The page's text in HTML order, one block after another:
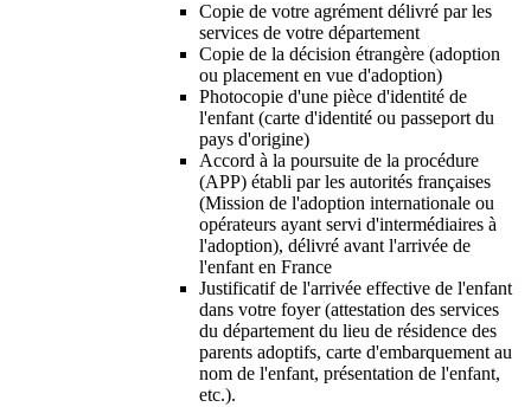
Copie de votre agrément délivré par les
services de votre département
Copie de la décision étrangère (adoption
ou placement en vue d'adoption)
Photocopie d'une pièce d'identité de
l'enfant (carte d'identité ou passeport du
pays d'origine)
Accord à la poursuite de la procédure
(APP) établi par les autorités françaises
(Mission de l'adoption internationale ou
opérateurs ayant servi d'intermédiaires à
l'adoption), délivré avant l'arrivée de
l'enfant en France
Justificatif de l'arrivée effective de l'enfant
dans votre foyer (attestation des services
du département du lieu de résidence des
parents adoptifs, carte d'embarquement au
nom de l'enfant, présentation de l'enfant,
etc.).